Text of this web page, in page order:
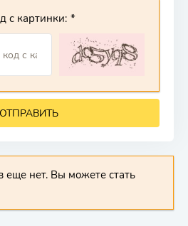
с картинки:
ОТПРАВИТЬ
еще нет. Вы можете стать